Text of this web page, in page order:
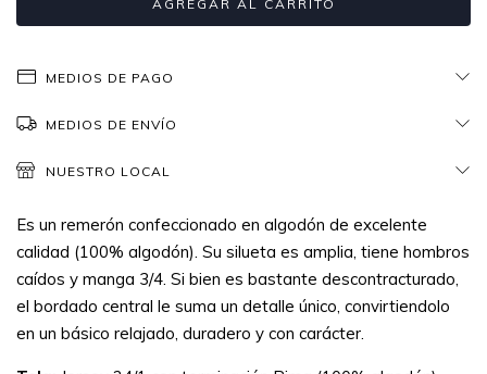
MEDIOS DE PAGO
MEDIOS DE ENVÍO
NUESTRO LOCAL
Es un remerón confeccionado en algodón de excelente
calidad (100% algodón). Su silueta es amplia, tiene hombros
caídos y manga 3/4. Si bien es bastante descontracturado,
el bordado central le suma un detalle único, convirtiendolo
en un básico relajado, duradero y con carácter.